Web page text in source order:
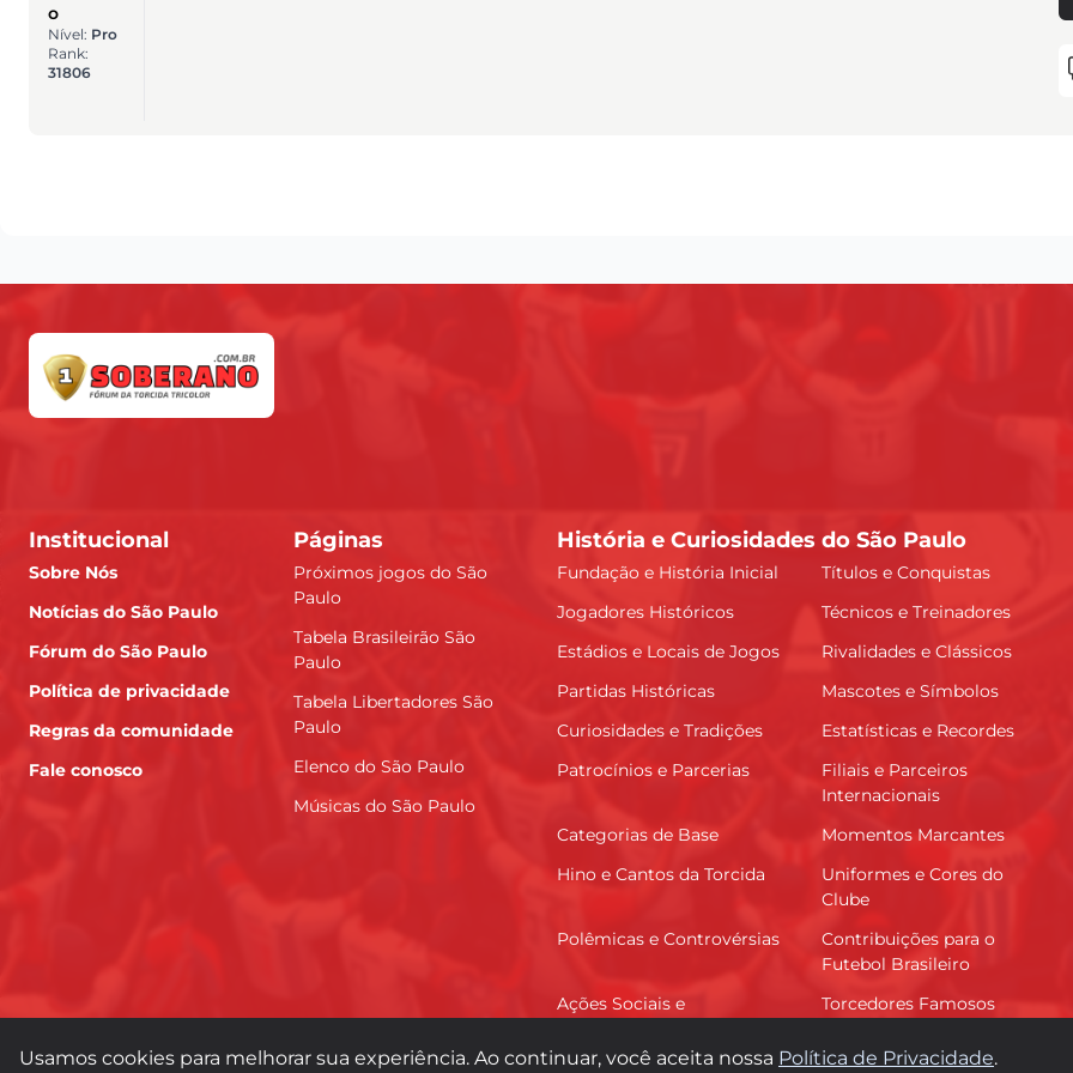
o
Nível: Pro
Rank:
31806
Institucional
Sobre Nós
Notícias do São Paulo
Fórum do São Paulo
Política de privacidade
Regras da comunidade
Fale conosco
Páginas
Próximos jogos do São
Paulo
Tabela Brasileirão São
Paulo
Tabela Libertadores São
Paulo
Elenco do São Paulo
Músicas do São Paulo
História e Curiosidades do São Paulo
Fundação e História Inicial
Títulos e Conquistas
Jogadores Históricos
Técnicos e Treinadores
Estádios e Locais de Jogos
Rivalidades e Clássicos
Partidas Históricas
Mascotes e Símbolos
Curiosidades e Tradições
Estatísticas e Recordes
Patrocínios e Parcerias
Filiais e Parceiros
Internacionais
Categorias de Base
Momentos Marcantes
Hino e Cantos da Torcida
Uniformes e Cores do
Clube
Polêmicas e Controvérsias
Contribuições para o
Futebol Brasileiro
Ações Sociais e
Torcedores Famosos
Usamos cookies para melhorar sua experiência. Ao continuar, você aceita nossa Política de Privacidade.